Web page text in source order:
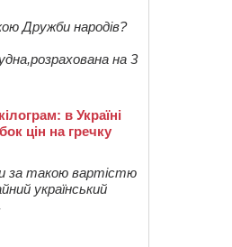
Дружби народів?
на 3
в Україні
цін на гречку
за такою вартістю
український